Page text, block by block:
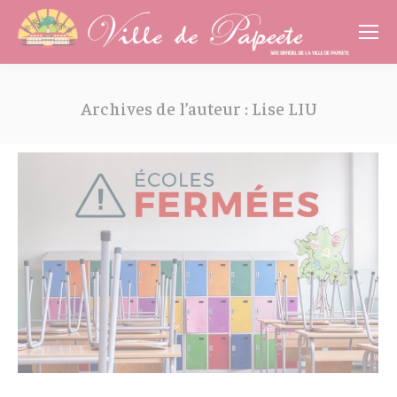
Archives de l’auteur : Lise LIU
Cookies management panel